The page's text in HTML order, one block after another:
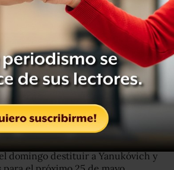
dijo que la responsabilidad de
de los úlitmos días la tienen el
y su círculo cercano.
domingo destituir a Yanukóvich y